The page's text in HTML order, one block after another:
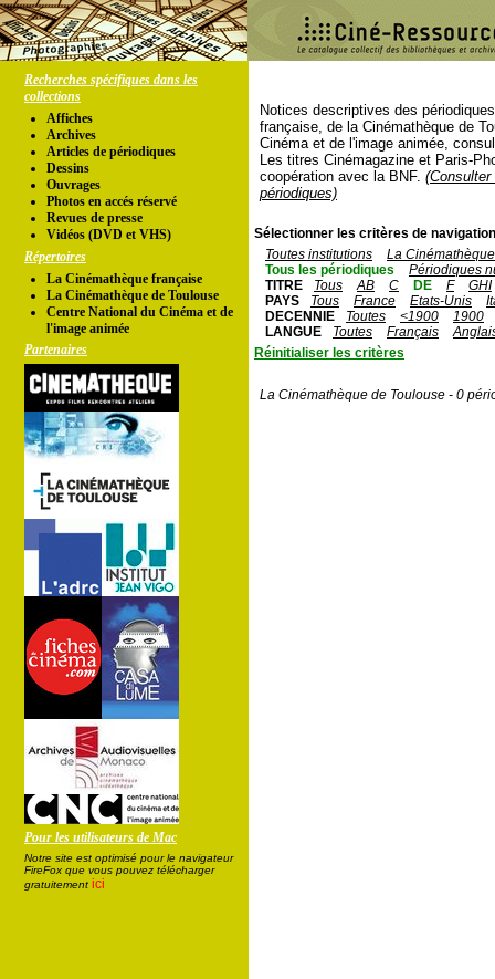
Recherches spécifiques dans les
collections
Affiches
Archives
Articles de périodiques
Dessins
Ouvrages
Photos en accés réservé
Revues de presse
Vidéos (DVD et VHS)
Répertoires
La Cinémathèque française
La Cinémathèque de Toulouse
Centre National du Cinéma et de
l'image animée
Partenaires
Pour les utilisateurs de Mac
Notre site est optimisé pour le navigateur
FireFox que vous pouvez télécharger
gratuitement ici
Notices descriptives des
française, de la Cinémathèque de
Cinéma et de l'image animée,
Les titres Cinémagazine et Paris-
coopération avec la BNF.
périodiques)
Sélectionner les critères de
Toutes institutions
La
Tous les périodiques
Périodiques
TITRE
Tous AB C DE F
GHI
PAYS
Tous France Etats-Unis
DECENNIE
Toutes <1900
1900
LANGUE
Toutes Français
Réinitialiser les critères
La Cinémathèque de Toulouse - 0